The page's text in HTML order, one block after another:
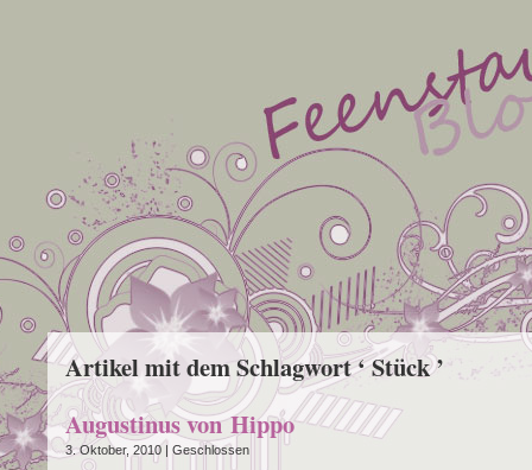
Artikel mit dem Schlagwort ‘ Stück ’
Augustinus von Hippo
3. Oktober, 2010 | Geschlossen